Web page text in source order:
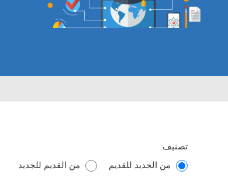
تصنيف:
من الجديد للقديم
من القديم للجديد